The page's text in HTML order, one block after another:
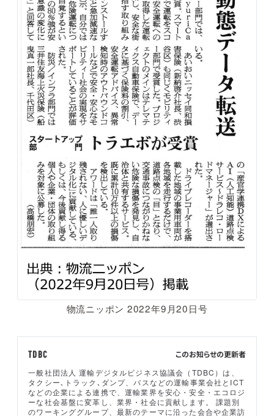
物流ニッポン 2022年9月20日号
このお知らせの更新者
TDBC
一般社団法人 運輸デジタルビジネス協議会（TDBC）は、
タクシー､トラック､ダンプ、バスなどの運輸事業会社とICT
などの企業による連携で、運輸業界を安心・安全・エコロジ
ーな社会基盤に変革し、業界・社会に貢献します。 課題別
のワーキンググループ、最新のテーマに沿った会合や企業訪